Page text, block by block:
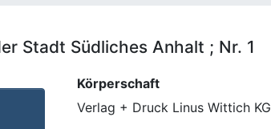
Stadt Südliches Anhalt ; Nr. 1
Körperschaft
Verlag + Druck Linus Wittich KG